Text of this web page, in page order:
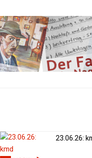
23.06.26: